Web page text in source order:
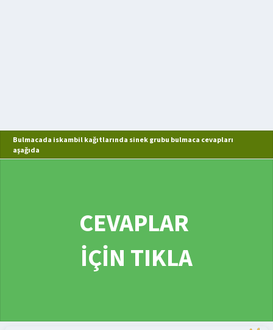
Bulmacada iskambil kağıtlarında sinek grubu bulmaca cevapları
aşağıda
CEVAPLAR
İÇİN TIKLA